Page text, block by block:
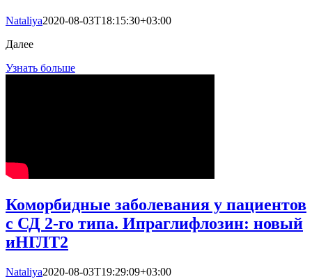
Nataliya2020-08-03T18:15:30+03:00
Далее
Узнать больше
Коморбидные заболевания у пациентов
с СД 2-го типа. Ипраглифлозин: новый
иНГЛТ2
Nataliya2020-08-03T19:29:09+03:00